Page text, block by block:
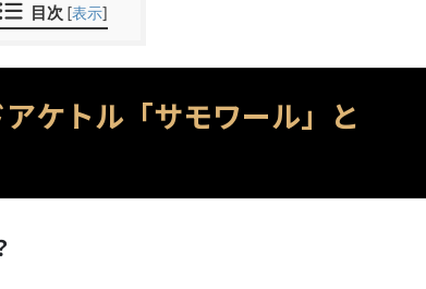
目次 [表示]
ケトル「サモワール」と